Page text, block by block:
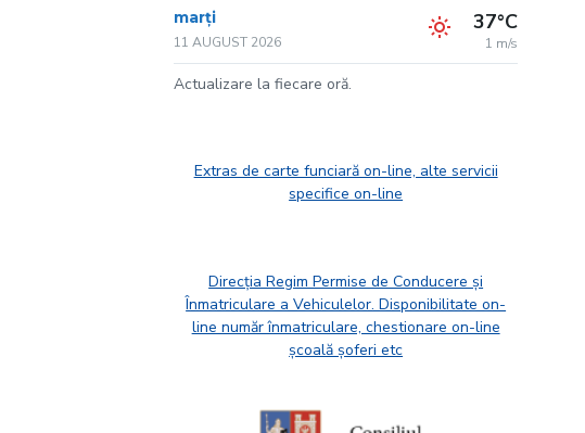
marți
11 AUGUST 2026
37°C
1 m/s
Actualizare la fiecare oră.
Extras de carte funciară on-line, alte servicii
specifice on-line
Direcția Regim Permise de Conducere și
Înmatriculare a Vehiculelor. Disponibilitate on-
line număr înmatriculare, chestionare on-line
școală șoferi etc